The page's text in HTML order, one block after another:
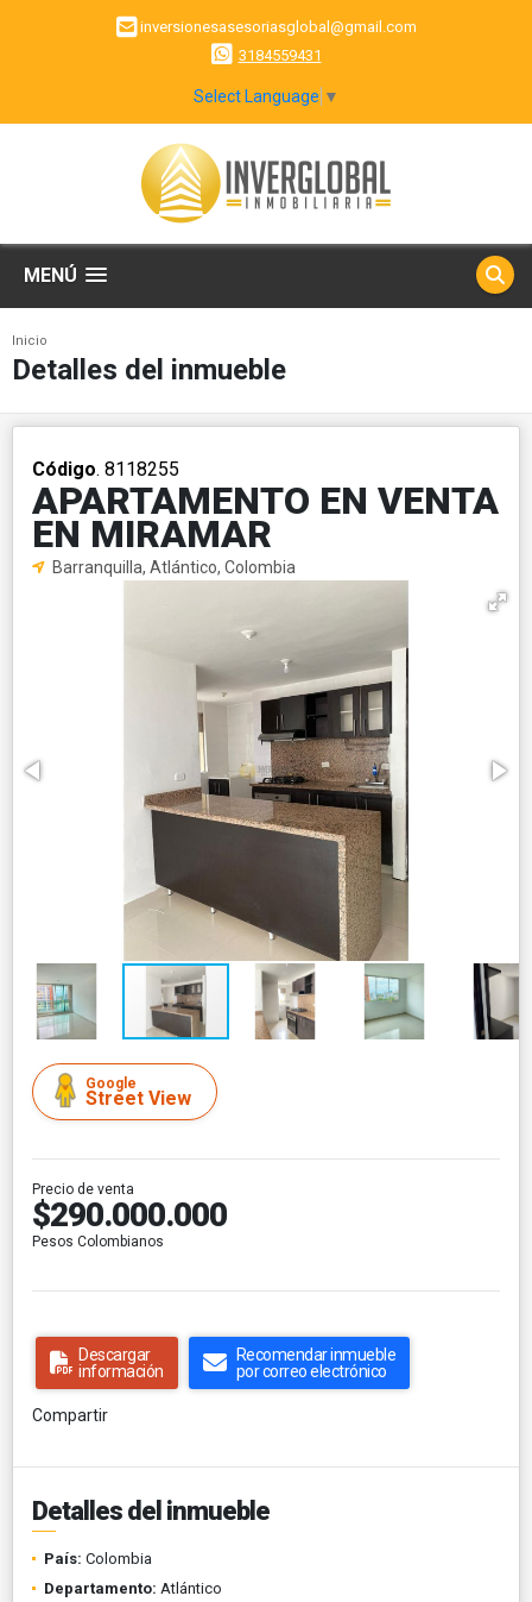
inversionesasesoriasglobal@gmail.com
3184559431
Select Language ▼
MENÚ
Inicio
Detalles del inmueble
Código. 8118255
APARTAMENTO EN VENTA
EN MIRAMAR
Barranquilla, Atlántico, Colombia
Google
Street View
Precio de venta
$290.000.000
Pesos Colombianos
Descargar
información
Recomendar inmueble
por correo electrónico
Compartir
Detalles del inmueble
País: Colombia
Departamento: Atlántico